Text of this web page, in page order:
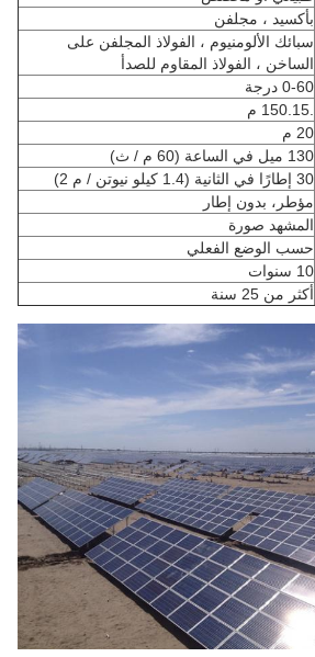
بأكسيد ، مجلفن
سبائك الألومنيوم ، الفولاذ المجلفن على
الساخن ، الفولاذ المقاوم للصدأ
0-60 درجة
20 م
130 ميل في الساعة (60 م / ث)
30 إطارًا في الثانية (1.4 كيلو نيوتن / م 2)
مؤطر، بدون إطار
المشهد صورة
حسب الوضع الفعلي
10 سنوات
أكثر من 25 سنة